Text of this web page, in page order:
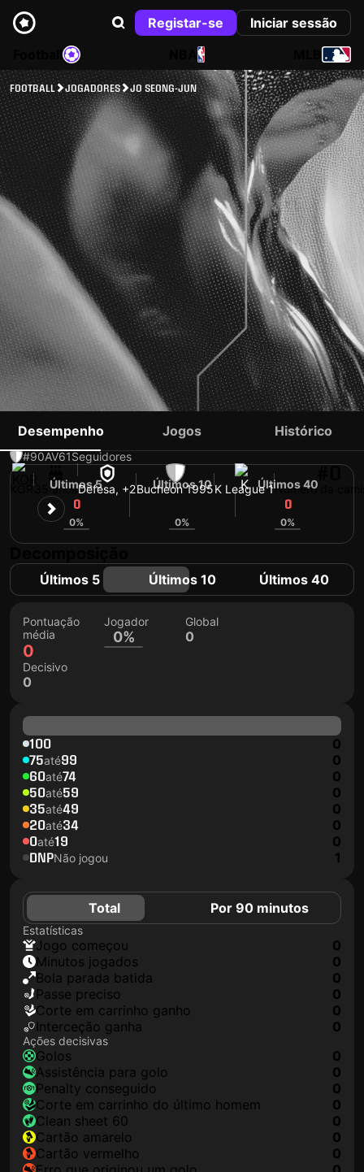
Registar-se
Iniciar sessão
NBA
FOOTBALL JOGADORES JO SEONG-JUN
JO SEONG-JUN
#90AV61Seguidores
35 anosDefesa, +2Bucheon 1995K League 1Número da
Desempenho Jogos Histórico
Últimos 5
0
0%
Últimos 10
0%
Últimos 40
0
0%
Últimos 5 Últimos 10 Últimos 40
Pontuação
média
0
Jogador
0%
Global
0
Decisivo
0
100 0
75até99 0
60até74 0
50até59 0
35até49 0
20até34 0
0até19 0
DNPNão jogou 1
Total Por 90 minutos
Estatísticas
jogo começou
0
minutos jogados
0
Bola parada batida
0
passe preciso
0
corte em carrinho ganho
0
interceção ganha
0
Ações decisivas
golos
0
assistência para golo
0
penalty conseguido
0
corte em carrinho do último homem
0
clean sheet 60
0
cartão amarelo
0
cartão vermelho
0